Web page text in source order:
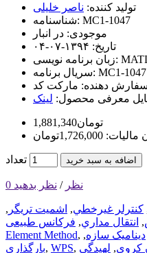
تولید کننده: ناصر خلیلی
شناسنامه: MC1-1047
موجودی: در انبار
تاریخ: ۱۳۹۴-۰۷-۰۴
زبان برنامه نویسی:
سریال برنامه: MC1-1047
سفارش دهنده: مارکت کد
معرفی محصول: لینک
1,881,340تومان
تعداد اضافه به سبد خرید
0 نظر / نظر بدهید
کنترلر غيرخطي, اشميت تريگر ,
, انتقال مداري, فرکانس طبیعی
Element Method, دینامیک سازه,
بارگذاری, WPS‌, کروی, لهیدگی